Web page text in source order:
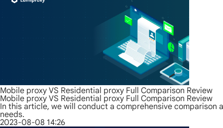
Mobile proxy VS Residential proxy Full Comparison Review
Mobile proxy VS Residential proxy Full Comparison Review
In this article, we will conduct a comprehensive
needs.
2023-08-08 14:26